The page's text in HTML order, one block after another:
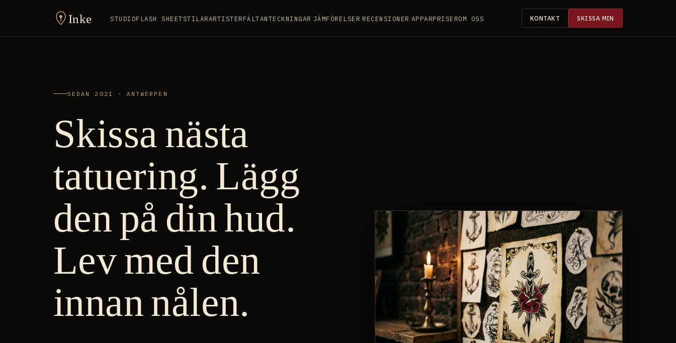
Inke STUDIOFLASH SHEETSTILARARTISTERFÄLTANTECKNINGAR JÄMFÖRELSER RECENSIONER APPARPRISEROM OSS KONTAKT SKISSA MIN
SEDAN 2021 · ANTWERPEN
Skissa nästa
tatuering. Lägg
den på din hud.
Lev med den
innan nålen.